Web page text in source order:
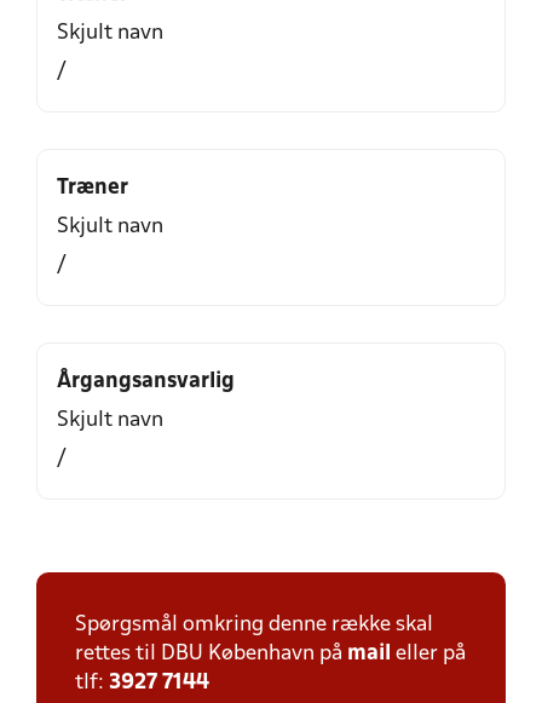
Skjult navn
/
Træner
Skjult navn
/
Årgangsansvarlig
Skjult navn
/
Spørgsmål omkring denne række skal
rettes til DBU København på mail eller på
tlf: 3927 7144